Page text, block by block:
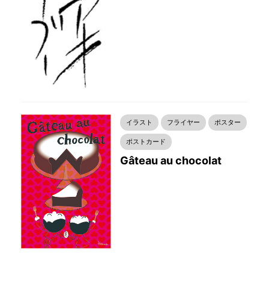
イラスト フライヤー ポスター
ポストカード
Gâteau au chocolat